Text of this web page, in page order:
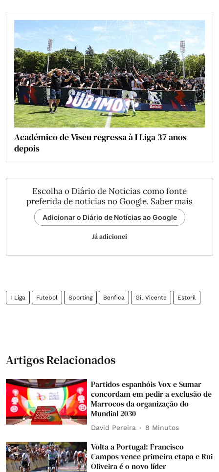
Académico de Viseu regressa à I Liga 37 anos
depois
Escolha o Diário de Notícias como fonte
preferida de notícias no Google. Saber mais
Adicionar o Diário de Notícias ao Google
Já adicionei
I Liga Futebol Sporting Benfica Gil Vicente Estoril
Artigos Relacionados
Partidos espanhóis Vox e Sumar
concordam em pedir a exclusão de
Marrocos da organização do
Mundial 2030
David Pereira 8 Minutos
Volta a Portugal: Francisco
Campos vence primeira etapa e Rui
Oliveira é o novo líder